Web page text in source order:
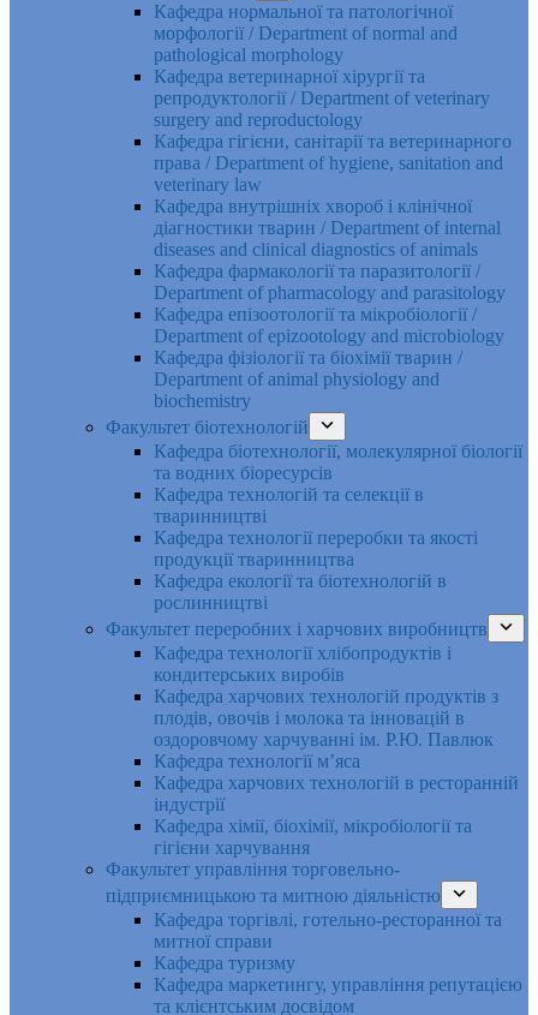
Кафедра нормальної та патологічної
морфології / Department of normal and
pathological morphology
Кафедра ветеринарної хірургії та
репродуктології / Department of veterinary
surgery and reproductology
Кафедра гігієни, санітарії та ветеринарного
права / Department of hygiene, sanitation and
veterinary law
Кафедра внутрішніх хвороб і клінічної
діагностики тварин / Department of internal
diseases and clinical diagnostics of animals
Кафедра фармакології та паразитології /
Department of pharmacology and parasitology
Кафедра епізоотології та мікробіології /
Department of epizootology and microbiology
Кафедра фізіології та біохімії тварин /
Department of animal physiology and
biochemistry
Факультет біотехнологій
Кафедра біотехнології, молекулярної біології
та водних біоресурсів
Кафедра технологій та селекції в
тваринництві
Кафедра технології переробки та якості
продукції тваринництва
Кафедра екології та біотехнологій в
рослинництві
Факультет переробних і харчових виробництв
Кафедра технології хлібопродуктів і
кондитерських виробів
Кафедра харчових технологій продуктів з
плодів, овочів і молока та інновацій в
оздоровчому харчуванні ім. Р.Ю. Павлюк
Кафедра технології м’яса
Кафедра харчових технологій в ресторанній
індустрії
Кафедра хімії, біохімії, мікробіології та
гігієни харчування
Факультет управління торговельно-
підприємницькою та митною діяльністю
Кафедра торгівлі, готельно-ресторанної та
митної справи
Кафедра туризму
Кафедра маркетингу, управління репутацією
та клієнтським досвідом